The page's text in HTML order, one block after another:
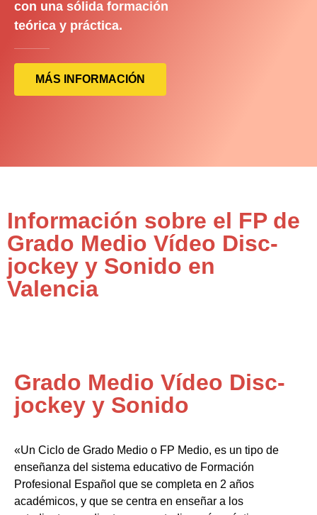
con una sólida formación
teórica y práctica.
MÁS INFORMACIÓN
Información sobre el FP de
Grado Medio Vídeo Disc-
jockey y Sonido en
Valencia
Grado Medio Vídeo Disc-
jockey y Sonido
«Un Ciclo de Grado Medio o FP Medio, es un tipo de
enseñanza del sistema educativo de Formación
Profesional Español que se completa en 2 años
académicos, y que se centra en enseñar a los